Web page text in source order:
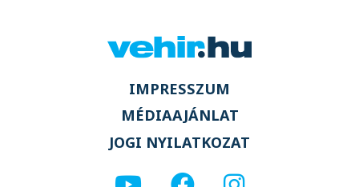
IMPRESSZUM
MÉDIAAJÁNLAT
JOGI NYILATKOZAT